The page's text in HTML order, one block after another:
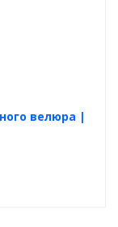
велюра |